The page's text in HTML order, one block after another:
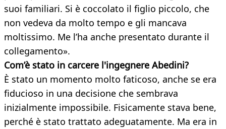
suoi familiari. Si è coccolato il figlio piccolo, che
non vedeva da molto tempo e gli mancava
moltissimo. Me l’ha anche presentato durante il
collegamento».
Com’è stato in carcere l'ingegnere Abedini?
È stato un momento molto faticoso, anche se era
fiducioso in una decisione che sembrava
inizialmente impossibile. Fisicamente stava bene,
perché è stato trattato adeguatamente. Ma era in